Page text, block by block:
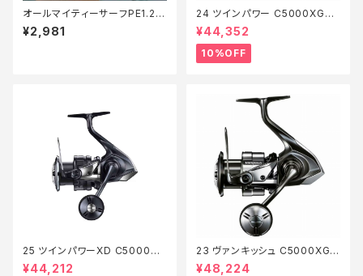
オールマイティーサーフPE1.2 2
00m【Tオリ】
¥2,981
24 ツインパワー C5000XG
【継続セール_リール】【10】
¥44,352
10%OFF
25 ツインパワーXD C5000XG
【特価リール】【20】
¥44,212
23 ヴァンキッシュ C5000XG
【特価リール】【20】
¥48,224